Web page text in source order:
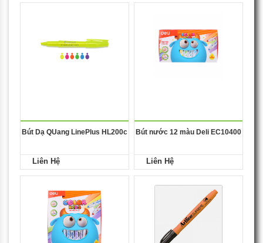
Bút Dạ QUang LinePlus HL200c
Liên Hệ
Bút nước 12 màu Deli EC10400
Liên Hệ